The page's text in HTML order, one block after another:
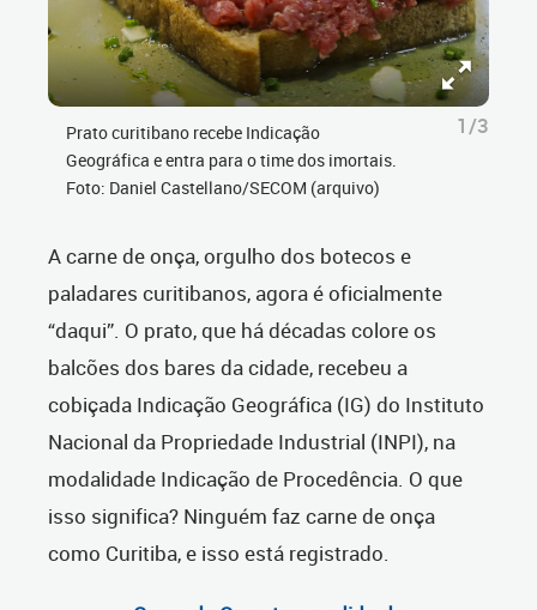
Prato curitibano recebe Indicação
Geográfica e entra para o time dos imortais.
Foto: Daniel Castellano/SECOM (arquivo)
1/3
A carne de onça, orgulho dos botecos e
paladares curitibanos, agora é oficialmente
“daqui”. O prato, que há décadas colore os
balcões dos bares da cidade, recebeu a
cobiçada Indicação Geográfica (IG) do Instituto
Nacional da Propriedade Industrial (INPI), na
modalidade Indicação de Procedência. O que
isso significa? Ninguém faz carne de onça
como Curitiba, e isso está registrado.